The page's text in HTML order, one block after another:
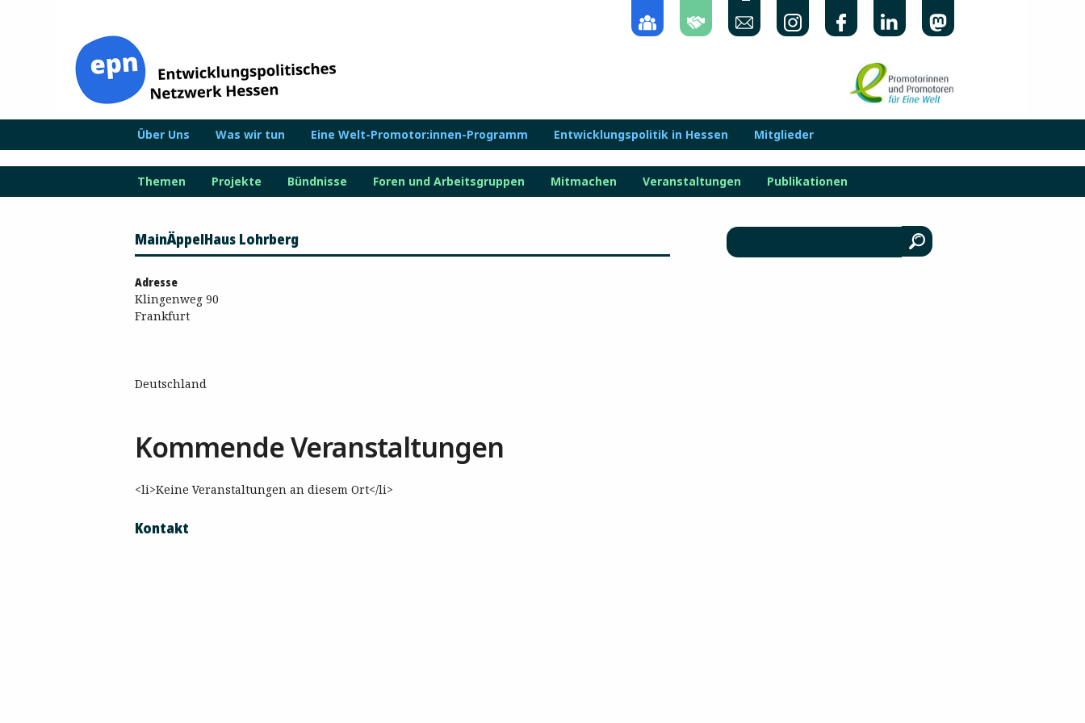
Über Uns Was wir tun Eine Welt-Promotor:innen-Programm Entwicklungspolitik in Hessen Mitglieder
Themen Projekte Bündnisse Foren und Arbeitsgruppen Mitmachen Veranstaltungen Publikationen
MainÄppelHaus Lohrberg
Adresse
Klingenweg 90
Frankfurt
Deutschland
Kommende Veranstaltungen
<li>Keine Veranstaltungen an diesem Ort</li>
Kontakt